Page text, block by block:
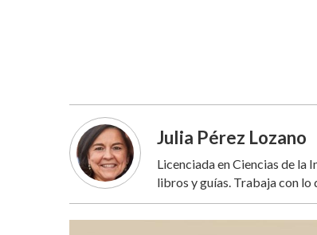
Julia Pérez Lozano
Licenciada en Ciencias de
libros y guías. Trabaja con lo